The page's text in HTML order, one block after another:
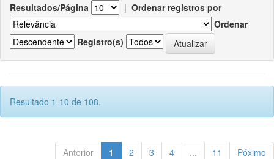
Resultados/Página | Ordenar registros por
Ordenar
Registro(s)
Resultado 1-10 de 108.
Anterior 1 2 3 4 ... 11 Póximo